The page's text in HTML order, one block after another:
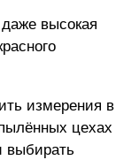
высокая
измерения в
цехах
выбирать